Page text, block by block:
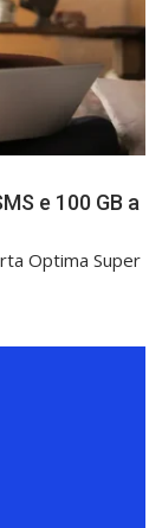
e 100 GB a
Optima Super